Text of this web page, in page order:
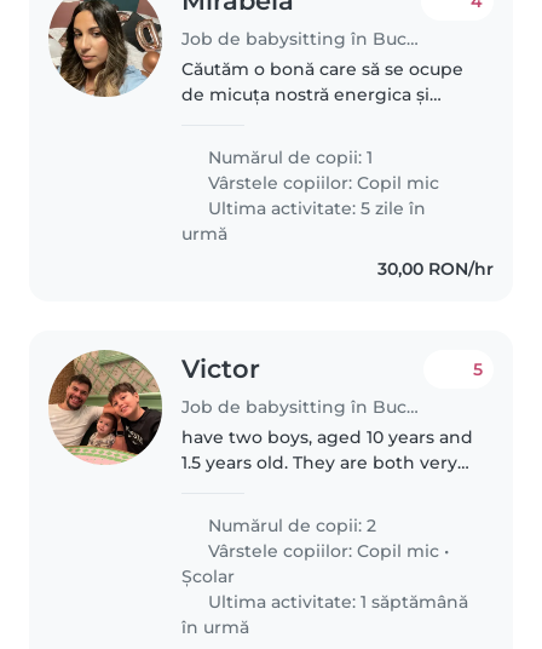
Job de babysitting în București
Căutăm o bonă care să se ocupe
de micuța nostră energica și
confortabilă cu
Numărul de copii: 1
Vârstele copiilor:Copil mic
Ultima activitate: 5 zile în
urmă
30,00 RON/hr
Victor
Job de babysitting în București
5
have two boys, aged 10 years and
1.5 years old. They are both very
They only speak Portuguese, but
my older son knows how to use
ChatGPT to help with..
Numărul de copii: 2
Vârstele copiilor:Copil mic •
Școlar
Ultima activitate: 1 săptămână
în urmă